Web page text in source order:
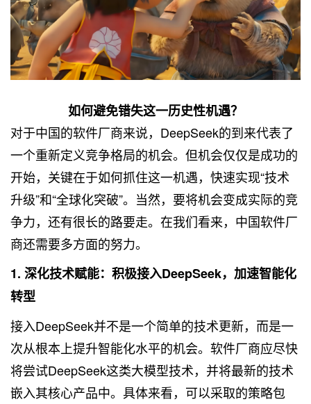
如何避免错失这一历史性机遇？
对于中国的软件厂商来说，DeepSeek的到来代表了
一个重新定义竞争格局的机会。但机会仅仅是成功的
开始，关键在于如何抓住这一机遇，快速实现“技术
升级”和“全球化突破”。当然，要将机会变成实际的竞
争力，还有很长的路要走。在我们看来，中国软件厂
商还需要多方面的努力。
1. 深化技术赋能：积极接入DeepSeek，加速智能化
转型
接入DeepSeek并不是一个简单的技术更新，而是一
次从根本上提升智能化水平的机会。软件厂商应尽快
将尝试DeepSeek这类大模型技术，并将最新的技术
嵌入其核心产品中。具体来看，可以采取的策略包